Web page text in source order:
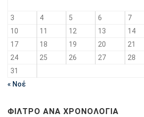
3
4 5 6 7
10
11 12 13 14
17
18 19 20 21
24
25 26 27 28
31
« Νοέ
ΦΊΛΤΡΟ ΑΝΆ ΧΡΟΝΟΛΟΓΊΑ